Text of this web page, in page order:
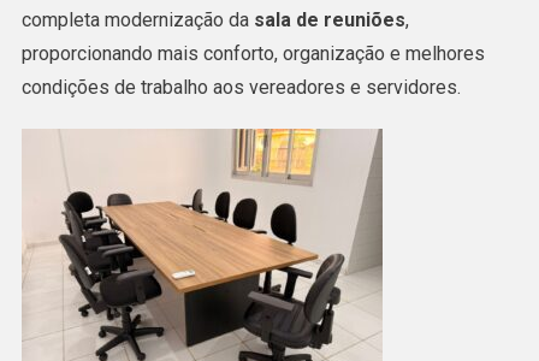
completa modernização da sala de reuniões,
proporcionando mais conforto, organização e melhores
condições de trabalho aos vereadores e servidores.